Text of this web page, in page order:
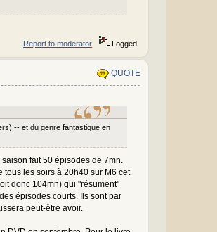
Report to moderator Logged
QUOTE
) -- et du genre fantastique en
fait 50 épisodes de 7mn.
tous les soirs à 20h40 sur M6 cet
donc 104mn) qui "résument"
épisodes courts. Ils sont par
peut-être avoir.